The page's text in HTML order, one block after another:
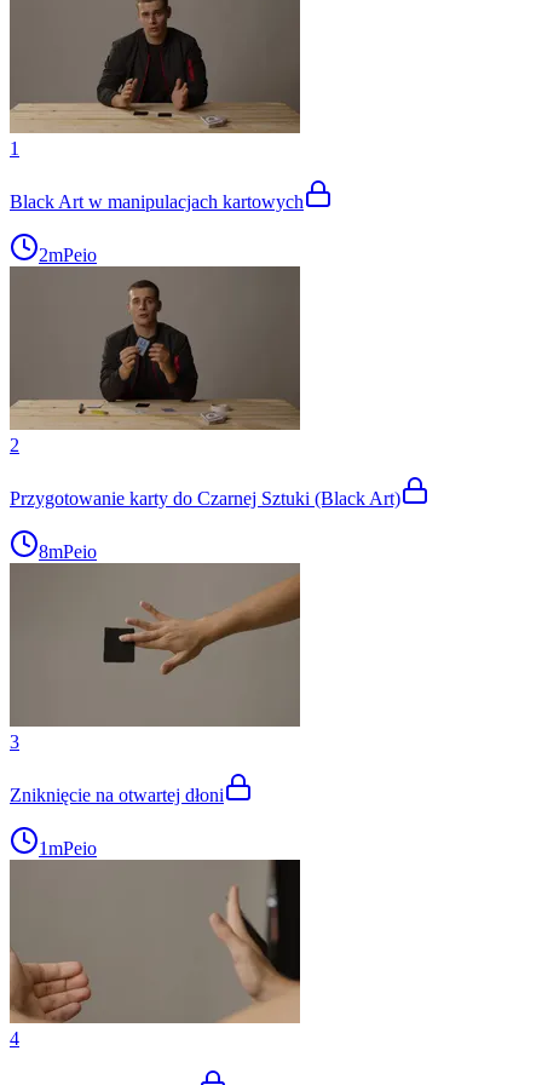
1
Black Art w manipulacjach kartowych
2mPeio
2
Przygotowanie karty do Czarnej Sztuki (Black Art)
8mPeio
3
Zniknięcie na otwartej dłoni
1mPeio
4